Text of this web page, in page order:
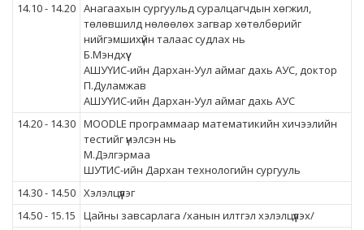
14.10 - 14.20 Анагаахын сургуульд суралцагчдын хөгжил,
төлөвшилд нөлөөлөх загвар хөтөлбөрийг
нийгэмшихүйн талаас судлах нь
Б.Мэндхүү
АШУҮИС-ийн Дархан-Уул аймаг дахь АУС, доктор
П.Дуламжав
АШУҮИС-ийн Дархан-Уул аймаг дахь АУС
14.20 - 14.30 MOODLE программаар математикийн хичээлийн
тестийг үнэлсэн нь
М.Дэлгэрмаа
ШУТИС-ийн Дархан технологийн сургууль
14.30 - 14.50 Хэлэлцүүлэг
14.50 - 15.15
Цайны завсарлага /ханын илтгэл хэлэлцүүлэх/